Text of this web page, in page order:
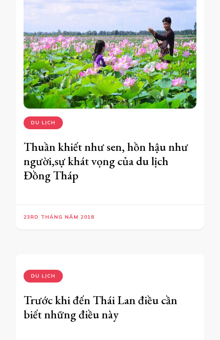
DU LỊCH
Thuần khiết như sen, hồn hậu như
người,sự khát vọng của du lịch
Đồng Tháp
23RD THÁNG NĂM 2018
DU LỊCH
Trước khi đến Thái Lan điều cần
biết những điều này